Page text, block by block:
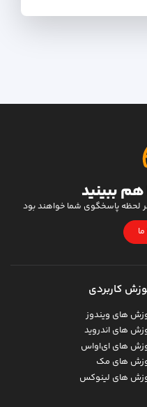
هم ببینید
لحظه پاسخگوی شما خواهند بود
کاربردی
های ویندوز
های اندروید
های ای‌اواس
های مک
های لینوکس